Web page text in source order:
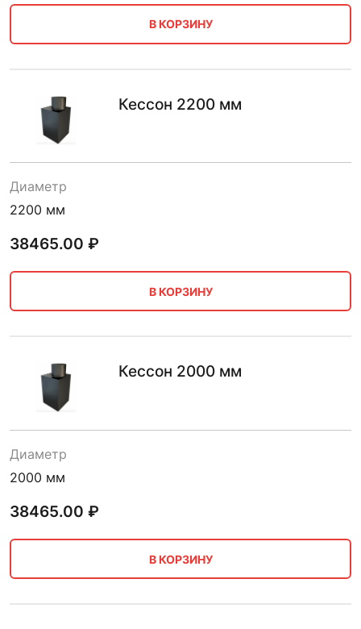
В КОРЗИНУ
Кессон 2200 мм
Диаметр
2200 мм
38465.00 ₽
В КОРЗИНУ
Кессон 2000 мм
Диаметр
2000 мм
38465.00 ₽
В КОРЗИНУ